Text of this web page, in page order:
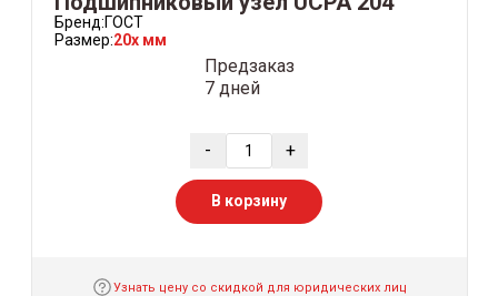
Бренд:ГОСТ
Размер:20x мм
Предзаказ
7 дней
- +
В корзину
Узнать цену со скидкой для юридических лиц